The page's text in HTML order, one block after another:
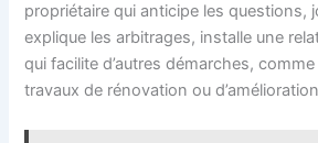
propriétaire qui anticipe les questions,
explique les arbitrages, installe une
qui facilite d’autres démarches,
travaux de rénovation ou